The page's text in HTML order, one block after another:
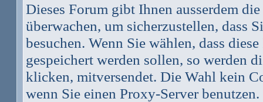
Dieses Forum gibt Ihnen ausserdem
überwachen, um sicherzustellen, dass
besuchen. Wenn Sie wählen, dass
gespeichert werden sollen, so werden
klicken, mitversendet. Die Wahl kein
wenn Sie einen Proxy-Server benutzen.